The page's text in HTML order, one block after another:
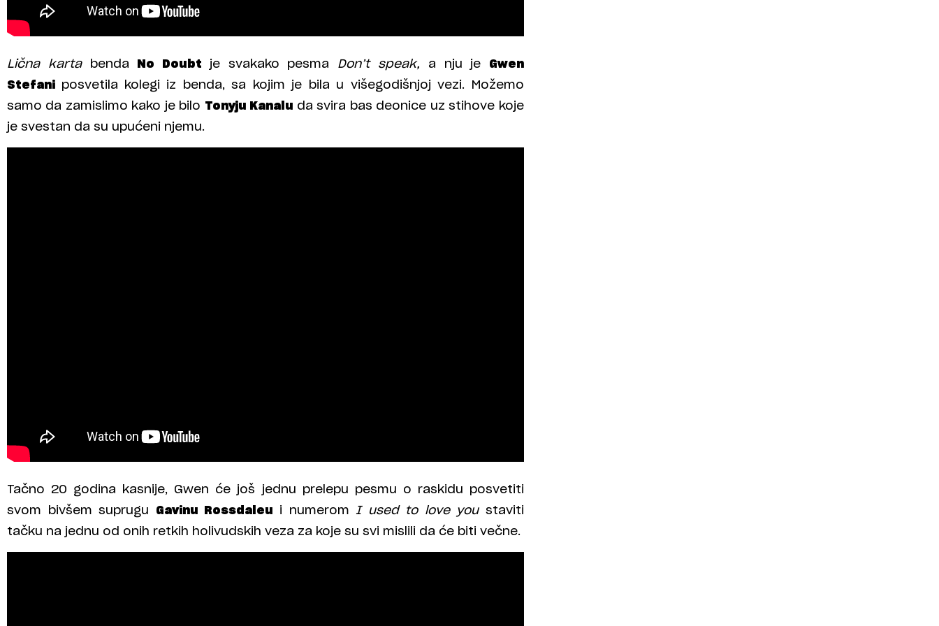
Lična karta benda No Doubt je svakako pesma Don’t speak, a nju je Gwen
Stefani posvetila kolegi iz benda, sa kojim je bila u višegodišnjoj vezi. Možemo
samo da zamislimo kako je bilo Tonyju Kanalu da svira bas deonice uz stihove koje
je svestan da su upućeni njemu.
Tačno 20 godina kasnije, Gwen će još jednu prelepu pesmu o raskidu posvetiti
svom bivšem suprugu Gavinu Rossdaleu i numerom I used to love youstaviti
tačku na jednu od onih retkih holivudskih veza za koje su svi mislili da će biti večne.